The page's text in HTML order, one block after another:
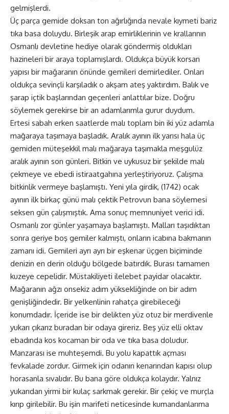
gelmişlerdi.
Üç parça gemide doksan ton ağırlığında nevale kıymeti bariz
tıka basa doluydu. Birleşik arap emirliklerinin ve krallarının
Osmanlı devletine hediye olarak göndermiş oldukları
hazineleri bir araya toplamışlardı. Oldukça büyük korsan
yapısı bir mağaranın önünde gemileri demirlediler. Onları
oldukça sevinçli karşıladık o akşam ateş yaktırdım. Balık ve
şarap içtik başlarından geçenleri anlattılar bize. Doğru
söylemek gerekirse bir an adamlarımla gurur duydum.
Ertesi sabah erken saatlerde malı toplam bin iki yüz adamla
mağaraya taşımaya başladık. Aralık ayının ilk yarısı hala üç
gemiden müteşekkil malı mağaraya taşımakla meşgulüz
aralık ayının son günleri. Bitkin ve uykusuz bir şekilde malı
çekmeye ve ebedi istiraatgahına yerleştiriyoruz. Çalışma
bitkinlik vermeye başlamıştı. Yeni yıla girdik, (1742) ocak
ayının ilk birkaç günü malı çektik Petrovun bana söylemesi
seksen gün çalışmıştık. Ama sonuç memnuniyet verici idi.
Osmanlı zor günler yaşamaya başlamıştı. Malları taşıdıktan
sonra geriye boş gemiler kalmıştı, onların icabına bakmanın
zamanı idi. Gemileri ayrı ayrı bir eşkenar üçgen biçiminde
denizin en derin olduğu bölgede batırdık. Burası tamamen
kuzeye cepelidir. Müstakiliyeti ilelebet payidar olacaktır.
Mağaranın ağzı onsekiz adım yüksekliğinde on bir adım
genişliğindedir. Bir yelkenlinin rahatça girebileceği
konumdadır. İçeride ise bir delikten yüz otuz bir merdivenle
yukarı çıkarız buradan bir odaya gireriz. Beş yüz elli oktav
ebadında kos kocaman bir oda ve tıka basa doludur.
Manzarası ise muhteşemdi. Bu yolu kapattık açması
fevkalade zordur. Girmek için odanın kenarından kapısı olup
horasanla sıvalıdır. Bu bana göre oldukça kolaydır. Yalnız
yukarıdan yirmi bir kulaç sarkmak gerekir. Bir çekiç ve murçla
kırıp girilebilir. Bu işin marifeti neticesinde kumandanlarıma